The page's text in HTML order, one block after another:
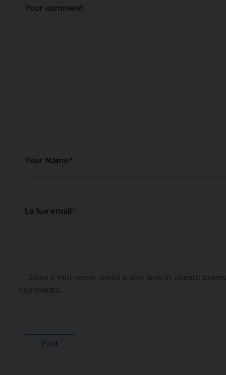
Your comment
Your Name*
La tua email*
Salva il mio nome, email e sito web in questo
commento.